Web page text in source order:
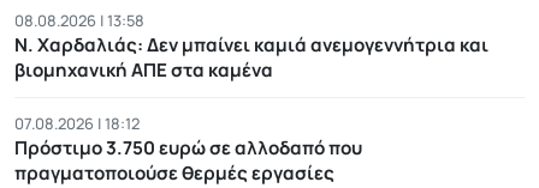
08.08.2026 | 13:58
Ν. Χαρδαλιάς: Δεν μπαίνει καμιά ανεμογεννήτρια και
βιομηχανική ΑΠΕ στα καμένα
07.08.2026 | 18:12
Πρόστιμο 3.750 ευρώ σε αλλοδαπό που
πραγματοποιούσε θερμές εργασίες